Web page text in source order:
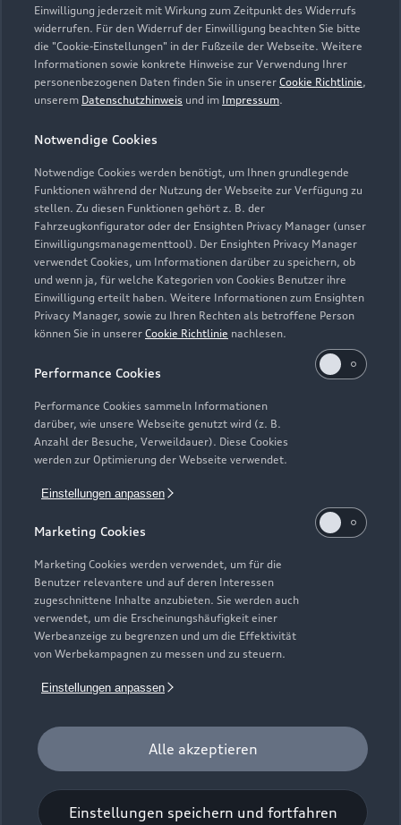
Einwilligung jederzeit mit Wirkung zum Zeitpunkt des Widerrufs
widerrufen. Für den Widerruf der Einwilligung beachten Sie bitte
die "Cookie-Einstellungen" in der Fußzeile der Webseite. Weitere
Informationen sowie konkrete Hinweise zur Verwendung Ihrer
personenbezogenen Daten finden Sie in unserer Cookie Richtlinie,
unserem Datenschutzhinweis und im Impressum.
Notwendige Cookies
Notwendige Cookies werden benötigt, um Ihnen grundlegende
Funktionen während der Nutzung der Webseite zur Verfügung zu
stellen. Zu diesen Funktionen gehört z. B. der
Fahrzeugkonfigurator oder der Ensighten Privacy Manager (unser
Einwilligungsmanagementtool). Der Ensighten Privacy Manager
verwendet Cookies, um Informationen darüber zu speichern, ob
und wenn ja, für welche Kategorien von Cookies Benutzer ihre
Einwilligung erteilt haben. Weitere Informationen zum Ensighten
Privacy Manager, sowie zu Ihren Rechten als betroffene Person
können Sie in unserer Cookie Richtlinie nachlesen.
Performance Cookies
Performance Cookies sammeln Informationen
darüber, wie unsere Webseite genutzt wird (z. B.
Anzahl der Besuche, Verweildauer). Diese Cookies
werden zur Optimierung der Webseite verwendet.
Einstellungen anpassen
Marketing Cookies
Marketing Cookies werden verwendet, um für die
Benutzer relevantere und auf deren Interessen
zugeschnittene Inhalte anzubieten. Sie werden auch
verwendet, um die Erscheinungshäufigkeit einer
Werbeanzeige zu begrenzen und um die Effektivität
von Werbekampagnen zu messen und zu steuern.
Einstellungen anpassen
Alle akzeptieren
Einstellungen speichern und fortfahren
Service
Schließt bald18:30
Geschlossen,öffnet am
Zurück nach oben
Modelle
Elektromodelle
Plug-in-Hybride
Neuwagensuche
Gebrauchtwagensuche
Geschäftskunden
Service & Zubehör
Saisonale Angebote
Audi Services
Garantie
Audi digital services
myAudi
Support
Audi Code
Häufige Fragen (FAQ)
Audi Online Beratung
Online-Terminvereinbarung
Servicekontakt
Bordbuch & Bedienungsanleitungen
Verträge kündigen
Über Audi
Unternehmen
Karriere
Investor Relations
Audi erleben
© 2026 AUDI AG. Alle Rechte vorbehalten
Impressum Rechtliches
Cookie-Richtlinie
Digital Services Act
EU Data Act